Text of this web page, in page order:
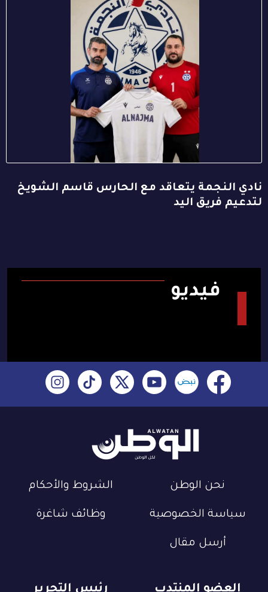
نادي النجمة يتعاقد مع الحارس قاسم الشويخ
لتدعيم فريق اليد
فيديو
نحن الوطن الشروط والأحكام
سياسة الخصوصية وظائف شاغرة
أرسل مقال